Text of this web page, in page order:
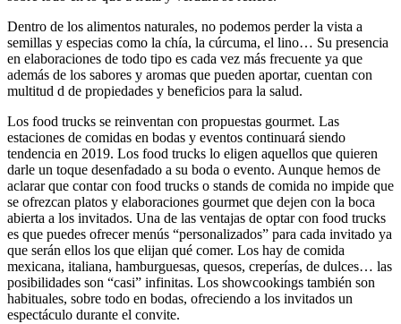
Dentro de los alimentos naturales, no podemos perder la vista a
semillas y especias como la chía, la cúrcuma, el lino… Su presencia
en elaboraciones de todo tipo es cada vez más frecuente ya que
además de los sabores y aromas que pueden aportar, cuentan con
multitud d de propiedades y beneficios para la salud.
Los food trucks se reinventan con propuestas gourmet. Las
estaciones de comidas en bodas y eventos continuará siendo
tendencia en 2019. Los food trucks lo eligen aquellos que quieren
darle un toque desenfadado a su boda o evento. Aunque hemos de
aclarar que contar con food trucks o stands de comida no impide que
se ofrezcan platos y elaboraciones gourmet que dejen con la boca
abierta a los invitados. Una de las ventajas de optar con food trucks
es que puedes ofrecer menús “personalizados” para cada invitado ya
que serán ellos los que elijan qué comer. Los hay de comida
mexicana, italiana, hamburguesas, quesos, creperías, de dulces… las
posibilidades son “casi” infinitas. Los showcookings también son
habituales, sobre todo en bodas, ofreciendo a los invitados un
espectáculo durante el convite.